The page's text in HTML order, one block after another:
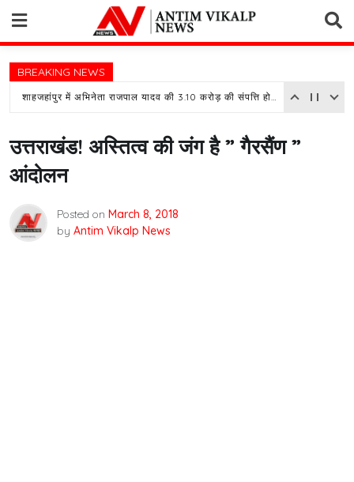
content
BREAKING NEWS
शाहजहांपुर में अभिनेता राजपाल यादव की 3.10 करोड़ की संपत्ति होगी नीलाम, बैंक ने चस्पा किया नोटिस
उत्तराखंड! अस्तित्व की जंग है ” गैरसैंण ”
आंदोलन
Posted on March 8, 2018
by Antim Vikalp News